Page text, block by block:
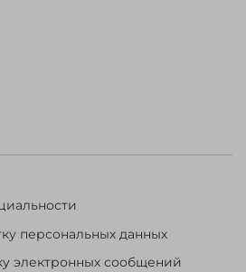
персональных данных
электронных сообщений